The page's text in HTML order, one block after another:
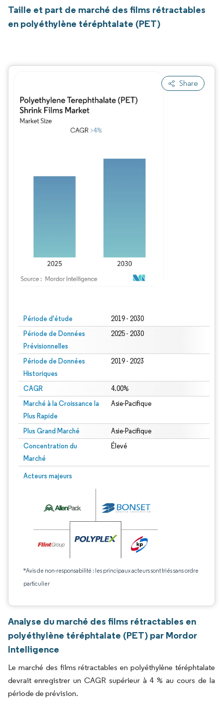
Taille et part de marché des films rétractables
en polyéthylène téréphtalate (PET)
Share
Période d'étude 2019 - 2030
Période de Données
Prévisionnelles
2025 - 2030
Période de Données
Historiques
2019 - 2023
CAGR 4.00%
Marché à la Croissance la
Plus Rapide
Asie-Pacifique
Plus Grand Marché Asie-Pacifique
Concentration du
Marché
Élevé
Acteurs majeurs
*Avis de non-responsabilité : les principaux acteurs sont triés sans ordre
particulier
Analyse du marché des films rétractables en
polyéthylène téréphtalate (PET) par Mordor
Intelligence
Le marché des films rétractables en polyéthylène téréphtalate
devrait enregistrer un CAGR supérieur à 4 % au cours de la
période de prévision.